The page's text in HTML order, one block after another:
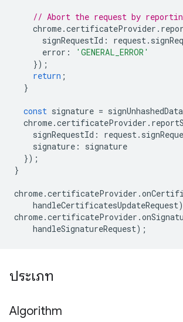
// Abort the request by
chrome.certificateProvider .
signRequestId : request.
error :
'GENERAL_ERROR'
});
return ;
}
const signature = signUnhashedData
chrome.certificateProvider .
signRequestId : request.
signature :
signature
});
}
chrome.certificateProvider .
handleCertificatesUpdateRequest
chrome.certificateProvider .
handleSignatureRequest);
ประเภท
Algorithm